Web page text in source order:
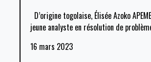
D’origine togolaise, Élisée Azoko
jeune analyste en résolution de
16 mars 2023